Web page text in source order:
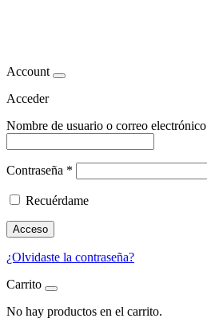
Account
Acceder
Nombre de usuario o correo electrónico
Contraseña *
Recuérdame
Acceso
¿Olvidaste la contraseña?
Carrito
No hay productos en el carrito.